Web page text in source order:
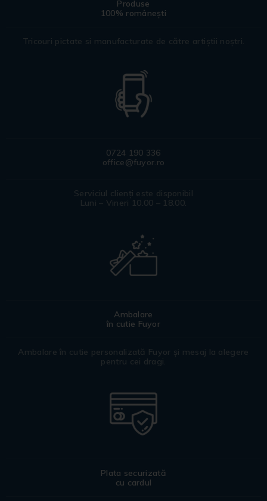
Produse
100% românești
Tricouri pictate si manufacturate de către artiștii noștri.
0724 190 336
office@fuyor.ro
Serviciul clienți este disponibil
Luni – Vineri 10.00 – 18.00.
Ambalare
în cutie Fuyor
Ambalare în cutie personalizată Fuyor și mesaj la alegere
pentru cei dragi.
Plata securizată
cu cardul